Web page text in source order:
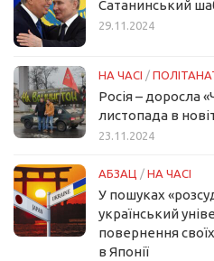
Сатанинський
29.11.2024
НА ЧАСІ /
Росія – доросла
листопада в
23.11.2024
АБЗАЦ / НА ЧАСІ
У пошуках
український
повернення
в Японії